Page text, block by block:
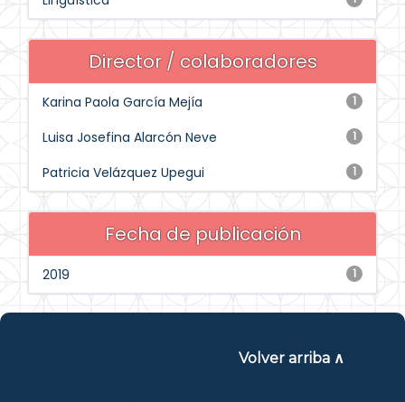
Director / colaboradores
1
Karina Paola García Mejía
1
Luisa Josefina Alarcón Neve
1
Patricia Velázquez Upegui
Fecha de publicación
1
2019
Volver arriba ∧